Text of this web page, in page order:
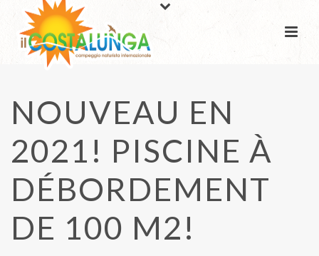
NOUVEAU EN
2021! PISCINE À
DÉBORDEMENT
DE 100 M2!